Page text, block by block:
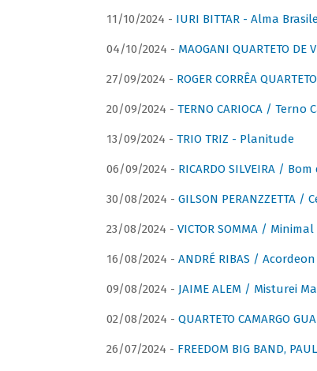
11/10/2024 - IURI BITTAR - Alma
04/10/2024 - MAOGANI QUARTETO
27/09/2024 - ROGER CORRÊA
20/09/2024 - TERNO CARIOCA /
13/09/2024 - TRIO TRIZ - Planitude
06/09/2024 - RICARDO SILVEIRA /
30/08/2024 - GILSON PERANZZETTA
23/08/2024 - VICTOR SOMMA /
16/08/2024 - ANDRÉ RIBAS /
09/08/2024 - JAIME ALEM / Misturei
02/08/2024 - QUARTETO CAMARGO
26/07/2024 - FREEDOM BIG BAND,